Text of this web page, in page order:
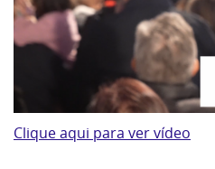
Clique aqui para ver vídeo